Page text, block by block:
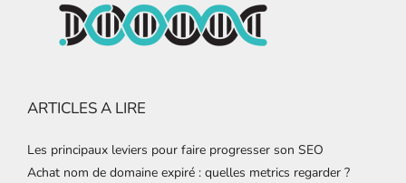
ARTICLES A LIRE
Les principaux leviers pour faire progresser son SEO
Achat nom de domaine expiré : quelles metrics regarder ?